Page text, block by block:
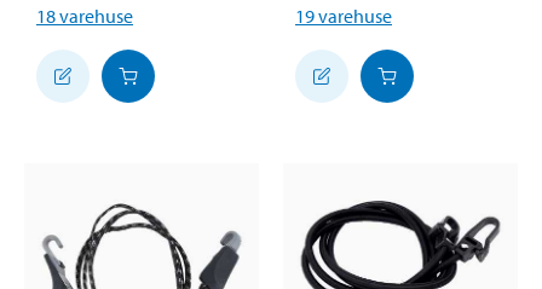
18varehuse 19varehuse